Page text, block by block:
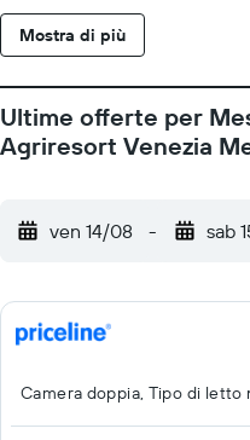
firmati e bidet. Questo hotel
Internet gratuito. I servizi
supervisione di un adulto per i
ricreative elencate di seguito
vicinanze. È possibile che
Mostra di più
Ultime offerte per
Agriresort Venezia
ven 14/08 - sab
Camera doppia, Tipo di letto